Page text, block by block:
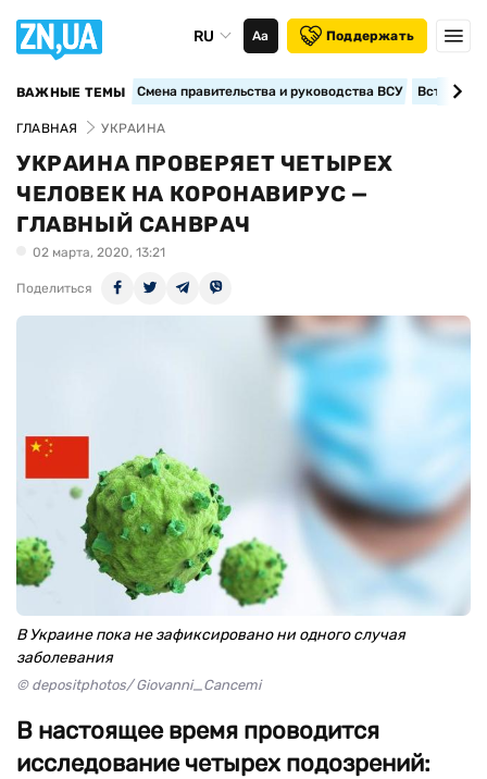
RU Аа Поддержать
ВАЖНЫЕ ТЕМЫ Смена правительства и руководства ВСУ
ГЛАВНАЯ УКРАИНА
УКРАИНА ПРОВЕРЯЕТ ЧЕТЫРЕХ
ЧЕЛОВЕК НА КОРОНАВИРУС —
ГЛАВНЫЙ САНВРАЧ
02 марта, 2020, 13:21
Поделиться
В Украине пока не зафиксировано ни одного случая
заболевания
© depositphotos/ Giovanni_Cancemi
В настоящее время проводится
исследование четырех подозрений: